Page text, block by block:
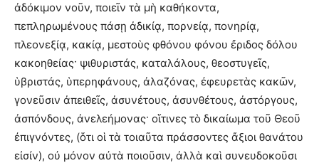
ἀδόκιμον νοῦν, ποιεῖν τὰ μὴ καθήκοντα,
πεπληρωμένους πάσῃ ἀδικίᾳ, πορνείᾳ, πονηρίᾳ,
πλεονεξίᾳ, κακίᾳ, μεστοὺς φθόνου φόνου ἔριδος δόλου
κακοηθείας· ψιθυριστάς, καταλάλους, θεοστυγεῖς,
ὑβριστάς, ὑπερηφάνους, ἀλαζόνας, ἐφευρετὰς κακῶν,
γονεῦσιν ἀπειθεῖς, ἀσυνέτους, ἀσυνθέτους, ἀστόργους,
ἀσπόνδους, ἀνελεήμονας· οἵτινες τὸ δικαίωμα τοῦ Θεοῦ
ἐπιγνόντες, (ὅτι οἱ τὰ τοιαῦτα πράσσοντες ἄξιοι θανάτου
εἰσίν), οὐ μόνον αὐτὰ ποιοῦσιν, ἀλλὰ καὶ συνευδοκοῦσι